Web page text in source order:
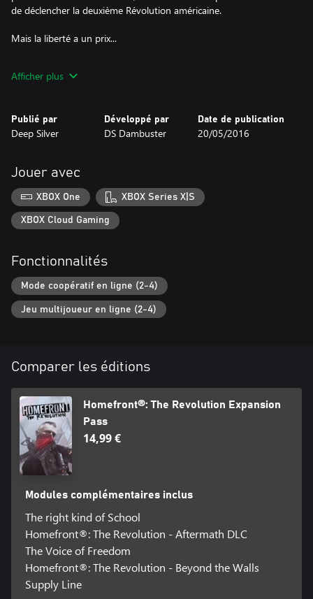
de déclencher la deuxième Révolution américaine.
Mais la liberté a un prix...
vous pourrez former votre propre cellule de résistance aux côtés
Afficher plus
Publié par
Deep Silver
Développé par
DS Dambuster
Date de publication
20/05/2016
Jouer avec
XBOX One XBOX Series X|S
XBOX Cloud Gaming
Fonctionnalités
Mode coopératif en ligne (2-4)
Jeu multijoueur en ligne (2-4)
Comparer les éditions
Homefront®: The Revolution Expansion
Pass
14,99 €
Modules complémentaires inclus
The right kind of School
Homefront®: The Revolution - Aftermath DLC
The Voice of Freedom
Homefront®: The Revolution - Beyond the Walls
Supply Line